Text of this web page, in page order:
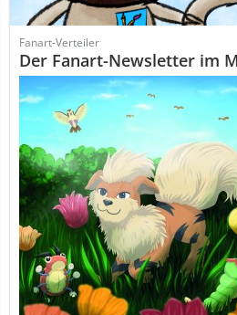
Fanart-Verteiler
Der Fanart-Newsletter im